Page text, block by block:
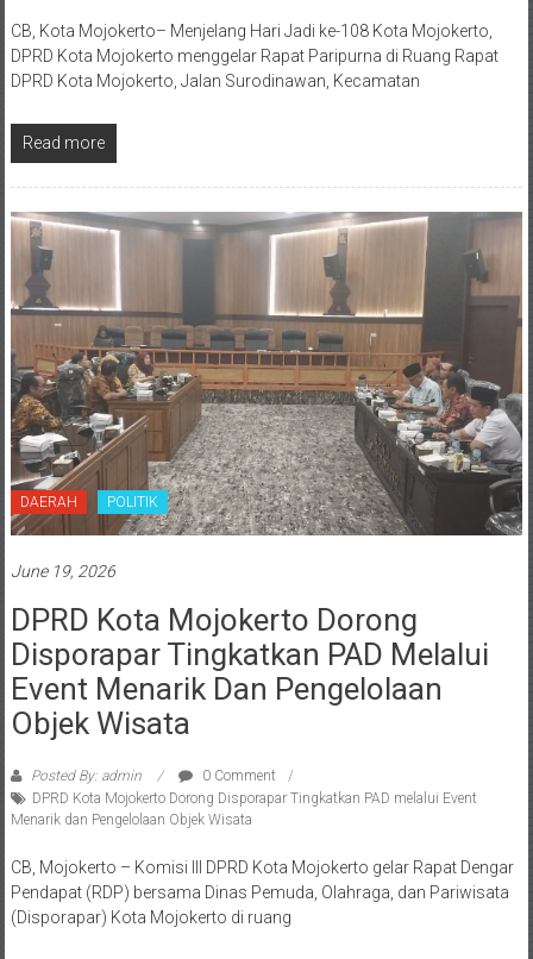
CB, Kota Mojokerto– Menjelang Hari Jadi ke-108 Kota Mojokerto,
DPRD Kota Mojokerto menggelar Rapat Paripurna di Ruang Rapat
Read more
DAERAH POLITIK
DPRD Kota Mojokerto Dorong
Disporapar Tingkatkan PAD Melalui
Event Menarik Dan Pengelolaan
Objek Wisata
Posted By: admin
0 Comment
DPRD Kota Mojokerto Dorong Disporapar Tingkatkan PAD melalui Event
CB, Mojokerto – Komisi III DPRD Kota Mojokerto gelar Rapat Dengar
Pendapat (RDP) bersama Dinas Pemuda, Olahraga, dan Pariwisata